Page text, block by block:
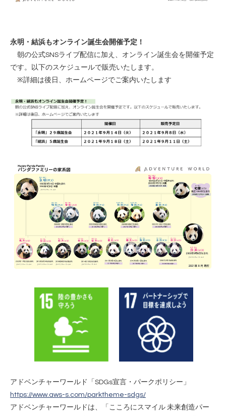
永明・結浜もオンライン誕生会開催予定！
朝の公式SNSライブ配信に加え、オンライン誕生会を開催予定
です。以下のスケジュールで販売いたします。
※詳細は後日、ホームページでご案内いたします
アドベンチャーワールド「SDGs宣言・パークポリシー」
https://www.aws-s.com/parktheme-sdgs/
アドベンチャーワールドは、「こころにスマイル 未来創造パー